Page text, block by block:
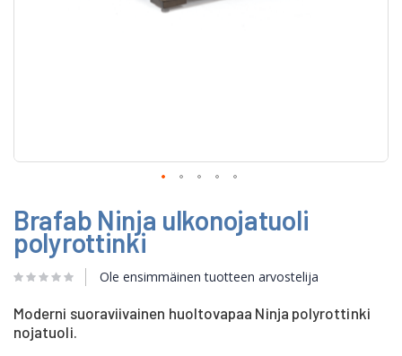
to
the
beginning
of
the
gallery
Brafab Ninja ulkonojatuoli
polyrottinki
Ole ensimmäinen tuotteen arvostelija
Moderni suoraviivainen huoltovapaa Ninja polyrottinki
nojatuoli.